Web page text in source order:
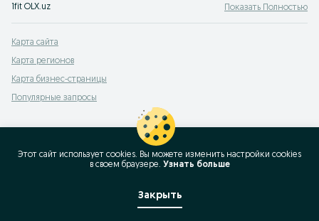
1fit OLX.uz Показать Полностью
Карта сайта
Карта регионов
Карта бизнес-страницы
Популярные запросы
Этот сайт использует cookies. Вы можете изменить настройки cookies
в своeм браузере. Узнать больше
Закрыть